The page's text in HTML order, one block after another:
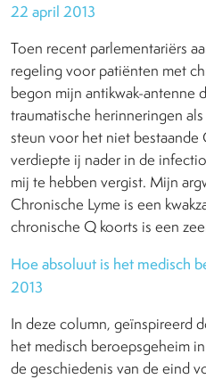
22 april 2013
Toen recent parlementariërs
regeling voor patiënten met
begon mijn antikwak-antenne
traumatische herinneringen
steun voor het niet bestaande
verdiepte ij nader in de
mij te hebben vergist. Mijn
Chronische Lyme is een
chronische Q koorts is een
Hoe absoluut is het medisch
2013
In deze column, geïnspireerd
het medisch beroepsgeheim
de geschiedenis van de eind